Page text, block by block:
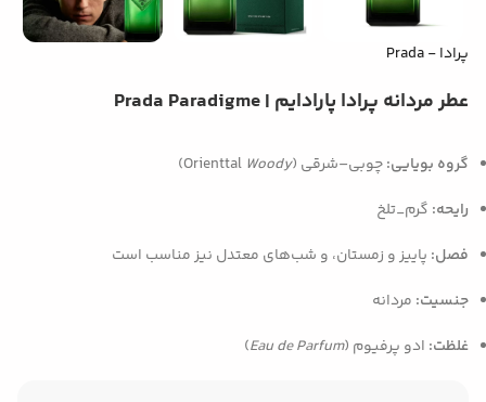
پرادا - Prada
عطر مردانه پرادا پارادایم | Prada Paradigme
گروه بویایی:چوبی–شرقی (OrienttalWoody
)
رایحه: گرم_تلخ
فصل: پاییز و زمستان، و شب‌های معتدل نیز مناسب است
جنسیت: مردانه
غلظت: ادو پرفیوم (Eau de Parfum
)